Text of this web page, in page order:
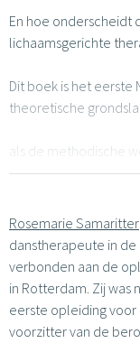
En hoe onderscheidt
lichaamsgerichte
Dit boek is het
theoretische
als de methodische
Rosemarie Samaritter
danstherapeute in de
verbonden aan de
in Rotterdam. Zij was
eerste opleiding voor
voorzitter van de